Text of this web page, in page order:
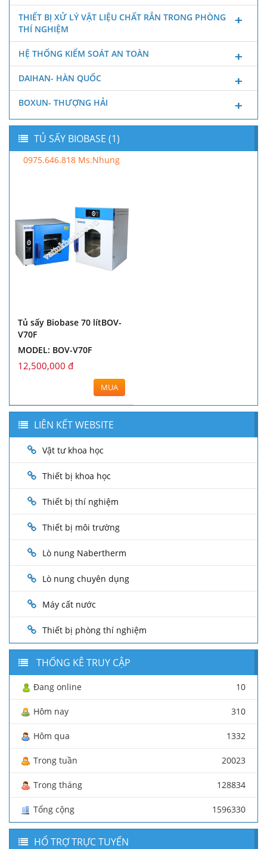
THIẾT BỊ XỬ LÝ VẬT LIỆU CHẤT RẮN TRONG PHÒNG
THÍ NGHIỆM
HỆ THỐNG KIỂM SOÁT AN TOÀN
DAIHAN- HÀN QUỐC
BOXUN- THƯỢNG HẢI
TỦ SẤY BIOBASE (1)
0975.646.818 Ms.Nhung
Tủ sấy Biobase 70 lítBOV-
V70F
MODEL: BOV-V70F
12,500,000 đ
MUA
LIÊN KẾT WEBSITE
Vật tư khoa học
Thiết bị khoa học
Thiết bị thí nghiệm
Thiết bị môi trường
Lò nung Nabertherm
Lò nung chuyên dụng
Máy cất nước
Thiết bị phòng thí nghiệm
THỐNG KÊ TRUY CẬP
Đang online 10
Hôm nay 310
Hôm qua 1332
Trong tuần 20023
Trong tháng 128834
Tổng cộng 1596330
HỔ TRỢ TRỰC TUYẾN